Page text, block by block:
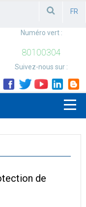
FR
Numéro vert :
80100304
Suivez-nous sur :
de